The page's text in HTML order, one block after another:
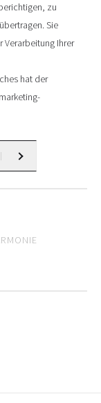
zu
Sie
Verarbeitung Ihrer
hat der